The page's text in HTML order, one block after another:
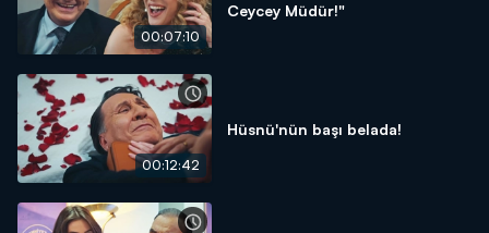
00:07:10
Ceycey Müdür!"
00:12:42
Hüsnü'nün başı belada!